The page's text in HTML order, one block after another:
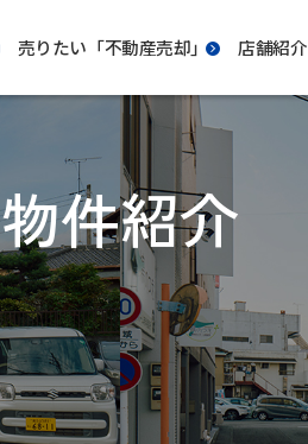
売りたい「不動産売却｣ 店舗紹介
物件紹介